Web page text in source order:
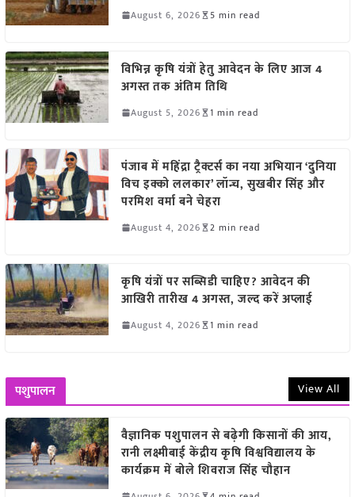
August 6, 2026 5 min read
विभिन्न कृषि यंत्रों हेतु आवेदन के लिए आज 4
अगस्त तक अंतिम तिथि
August 5, 2026 1 min read
पंजाब में महिंद्रा ट्रैक्टर्स का नया अभियान ‘दुनिया
विच इक्को ललकार’ लॉन्च, सुखबीर सिंह और
परमिश वर्मा बने चेहरा
August 4, 2026 2 min read
कृषि यंत्रों पर सब्सिडी चाहिए? आवेदन की
आखिरी तारीख 4 अगस्त, जल्द करें अप्लाई
August 4, 2026 1 min read
पशुपालन View All
वैज्ञानिक पशुपालन से बढ़ेगी किसानों की आय,
रानी लक्ष्मीबाई केंद्रीय कृषि विश्वविद्यालय के
कार्यक्रम में बोले शिवराज सिंह चौहान